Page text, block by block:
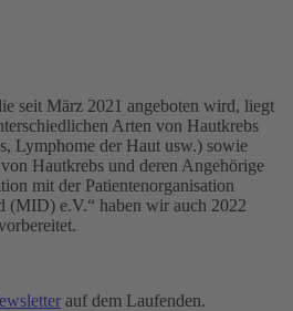
seit März 2021 angeboten wird, liegt
Arten von Hautkrebs
Lymphome der Haut usw.) sowie
Hautkrebs und deren Angehörige
mit der Patientenorganisation
(MID) e.V.“ haben wir auch 2022
auf dem Laufenden.